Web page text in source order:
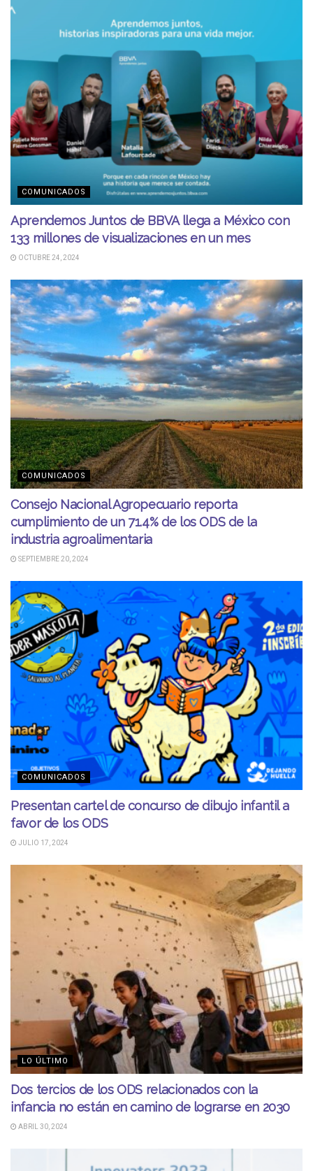
COMUNICADOS
Aprendemos Juntos de BBVA llega a México con
133 millones de visualizaciones en un mes
OCTUBRE 24, 2024
COMUNICADOS
Consejo Nacional Agropecuario reporta
cumplimiento de un 71.4% de los ODS de la
industria agroalimentaria
SEPTIEMBRE 20, 2024
COMUNICADOS
Presentan cartel de concurso de dibujo infantil a
favor de los ODS
JULIO 17, 2024
LO ÚLTIMO
Dos tercios de los ODS relacionados con la
infancia no están en camino de lograrse en 2030
ABRIL 30, 2024